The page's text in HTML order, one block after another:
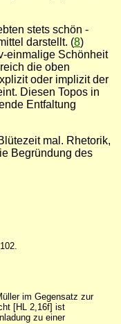
stets schön -
darstellt. (8)
einmalige Schönheit
die oben
oder implizit der
Diesen Topos in
Entfaltung
mal. Rhetorik,
Begründung des
im Gegensatz zur
[HL 2,16f] ist
zu einer